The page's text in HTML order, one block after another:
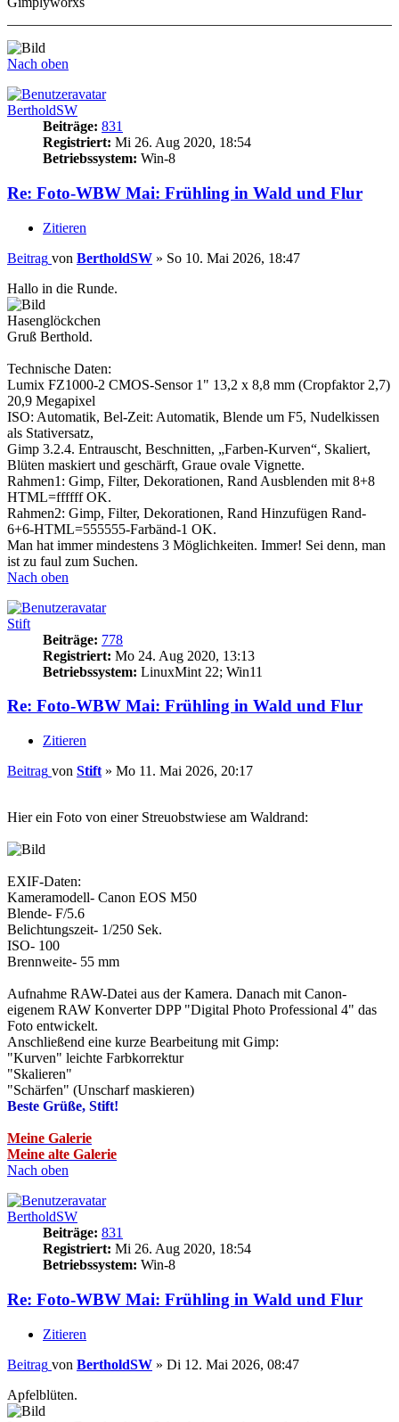
Nach oben
BertholdSW
Beiträge: 831
Registriert: Mi 26. Aug 2020, 18:54
Betriebssystem: Win-8
Re: Foto-WBW Mai: Frühling in Wald und Flur
Zitieren
Beitrag von BertholdSW » So 10. Mai 2026, 18:47
Hallo in die Runde.
Hasenglöckchen
Gruß Berthold.
Technische Daten:
Lumix FZ1000-2 CMOS-Sensor 1" 13,2 x 8,8 mm (Cropfaktor 2,7)
20,9 Megapixel
ISO: Automatik, Bel-Zeit: Automatik, Blende um F5, Nudelkissen
als Stativersatz,
Gimp 3.2.4. Entrauscht, Beschnitten, „Farben-Kurven“, Skaliert,
Blüten maskiert und geschärft, Graue ovale Vignette.
Rahmen1: Gimp, Filter, Dekorationen, Rand Ausblenden mit 8+8
HTML=ffffff OK.
Rahmen2: Gimp, Filter, Dekorationen, Rand Hinzufügen Rand-
6+6-HTML=555555-Farbänd-1 OK.
Man hat immer mindestens 3 Möglichkeiten. Immer! Sei denn, man
ist zu faul zum Suchen.
Nach oben
Stift
Beiträge: 778
Registriert: Mo 24. Aug 2020, 13:13
Betriebssystem: LinuxMint 22; Win11
Re: Foto-WBW Mai: Frühling in Wald und Flur
Zitieren
Beitrag von Stift » Mo 11. Mai 2026, 20:17
Hier ein Foto von einer Streuobstwiese am Waldrand:
EXIF-Daten:
Kameramodell- Canon EOS M50
Blende- F/5.6
Belichtungszeit- 1/250 Sek.
ISO- 100
Brennweite- 55 mm
Aufnahme RAW-Datei aus der Kamera. Danach mit Canon-
eigenem RAW Konverter DPP "Digital Photo Professional 4" das
Foto entwickelt.
Anschließend eine kurze Bearbeitung mit Gimp:
"Kurven" leichte Farbkorrektur
"Skalieren"
"Schärfen" (Unscharf maskieren)
Beste Grüße, Stift!
Meine Galerie
Meine alte Galerie
Nach oben
BertholdSW
Beiträge: 831
Registriert: Mi 26. Aug 2020, 18:54
Betriebssystem: Win-8
Re: Foto-WBW Mai: Frühling in Wald und Flur
Zitieren
Beitrag von BertholdSW » Di 12. Mai 2026, 08:47
Apfelblüten.